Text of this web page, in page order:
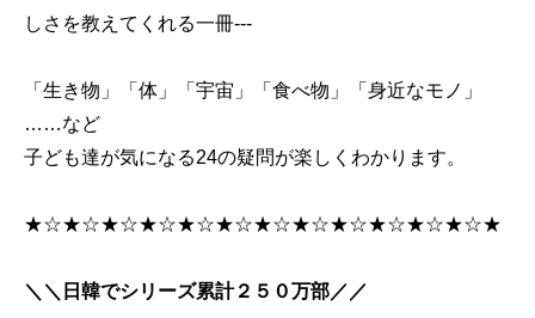
しさを教えてくれる一冊---
「生き物」「体」「宇宙」「食べ物」「身近なモノ」
……など
子ども達が気になる24の疑問が楽しくわかります。
★☆★☆★☆★☆★☆★☆★☆★☆★☆★☆★☆★☆★
＼＼日韓でシリーズ累計２５０万部／／